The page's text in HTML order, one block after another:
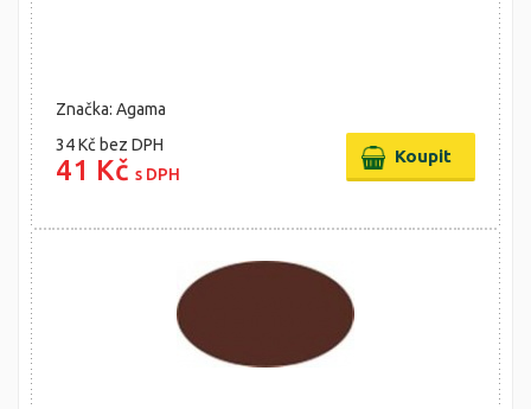
Značka: Agama
34 Kč bez DPH
41 Kč s DPH